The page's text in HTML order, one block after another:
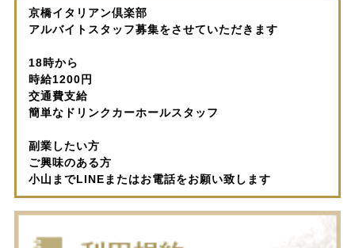
京橋イタリアン倶楽部
アルバイトスタッフ募集をさせていただきます
18時から
時給1200円
交通費支給
簡単なドリンクカーホールスタッフ
副業したい方
ご興味のある方
小山までLINEまたはお電話をお願い致します